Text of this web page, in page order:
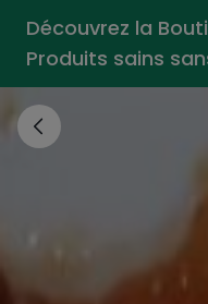
Découvrez la
Produits sains